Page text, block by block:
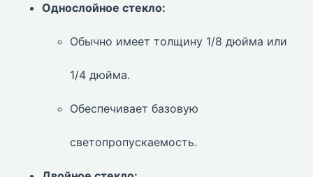
Однослойное стекло:
Обычно имеет толщину 1/8 дюйма или
1/4 дюйма.
Обеспечивает базовую
светопропускаемость.